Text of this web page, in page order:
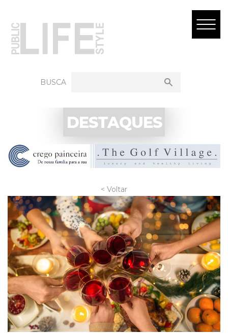
BUSCA
DESTAQUES
< Voltar